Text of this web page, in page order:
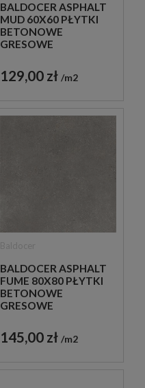
BALDOCER ASPHALT
MUD 60X60 PŁYTKI
BETONOWE
GRESOWE
129,00 zł m2
BALDOCER ASPHALT
FUME 80X80 PŁYTKI
BETONOWE
GRESOWE
145,00 zł m2